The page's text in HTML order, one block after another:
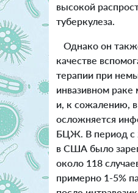
высокой
туберкулеза.
Однако он
качестве
терапии при
инвазивном раке
и, к сожалению,
осложняется
БЦЖ. В период с
в США было
около 118
примерно 1-5%